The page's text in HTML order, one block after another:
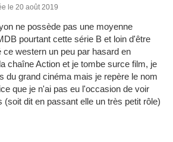
le 20 août 2019
ne possède pas une moyenne
pourtant cette série B et loin d'être
ce western un peu par hasard en
chaîne Action et je tombe surce film, je
du grand cinéma mais je repère le nom
que je n'ai pas eu l'occasion de voir
(soit dit en passant elle un très petit rôle)